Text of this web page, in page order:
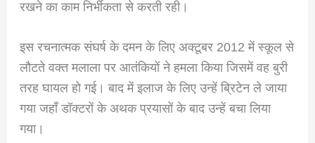
रखने का काम निर्भीकता से करती रही।
इस रचनात्मक संघर्ष के दमन के लिए अक्टूबर 2012 में स्कूल से
लौटते वक्त मलाला पर आतंकियों ने हमला किया जिसमें वह बुरी
तरह घायल हो गई। बाद में इलाज के लिए उन्हें ब्रिटेन ले जाया
गया जहाँ डॉक्टरों के अथक प्रयासों के बाद उन्हें बचा लिया
गया।